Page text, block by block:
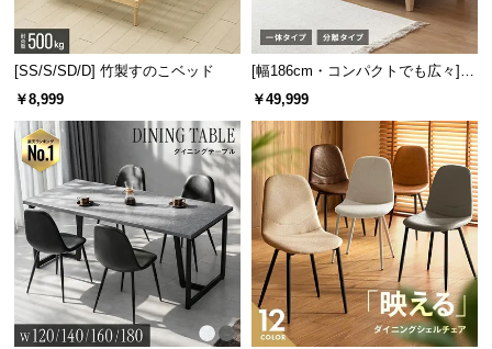
o.,
マット塗装×木目調のデザイン
余計なものを排したシンプルで美しい形。マット塗
装とウッド調アクセントでインテリアに馴染むデザ
インに。
[SS/S/SD/D] 竹製すのこベッド
￥8,999
[幅186cm・コンパクトでも広々] 3
人掛けソファベッド リクライニン
￥49,999